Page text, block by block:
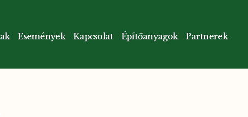
Események Kapcsolat Építőanyagok Partnerek